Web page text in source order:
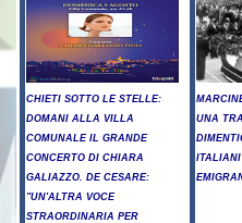
CHIETI SOTTO LE STELLE:
DOMANI ALLA VILLA
COMUNALE IL GRANDE
CONCERTO DI CHIARA
GALIAZZO. DE CESARE:
"UN'ALTRA VOCE
STRAORDINARIA PER
UNA